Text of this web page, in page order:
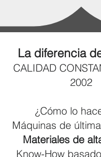
La diferencia
CALIDAD
2002
¿Cómo lo
Máquinas de
Materiales de
Know-How